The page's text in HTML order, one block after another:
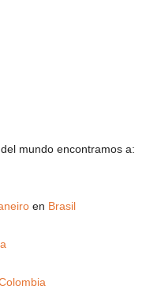
del mundo encontramos a:
en Brasil